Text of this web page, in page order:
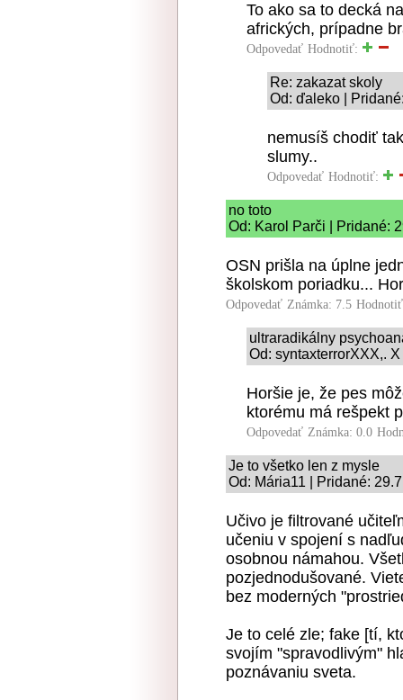
To ako sa to decká
afrických, prípadne
Odpovedať Hodnotiť:
Re: zakazat skoly
Od: ďaleko |
nemusíš chodiť
slumy..
Odpovedať Hodnotiť:
no toto
Od: Karol Parči | Pridané:
OSN prišla na úplne
školskom poriadku...
Odpovedať Známka: 7.5
ultraradikálny
Od: syntaxterrorXXX,.
Horšie je, že pes
ktorému má rešpekt
Odpovedať Známka: 0.0
Je to všetko len z mysle
Od: Mária11 | Pridané:
Učivo je filtrované
učeniu v spojení s
osobnou námahou.
pozjednodušované.
bez moderných
Je to celé zle; fake [tí,
svojím "spravodlivým"
poznávaniu sveta.